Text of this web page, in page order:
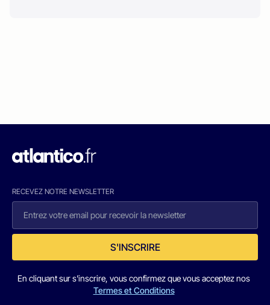
RECEVEZ NOTRE NEWSLETTER
S'INSCRIRE
En cliquant sur s'inscrire, vous confirmez que vous acceptez nos
Termes et Conditions